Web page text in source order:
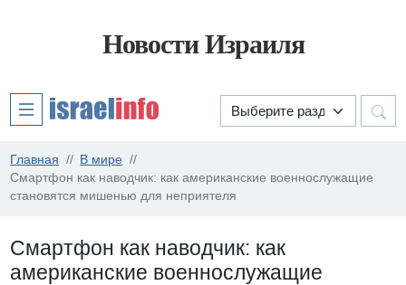
Новости Израиля
Главная
В мире
Смартфон как наводчик: как американские военнослужащие
становятся мишенью для неприятеля
Смартфон как наводчик: как
американские военнослужащие